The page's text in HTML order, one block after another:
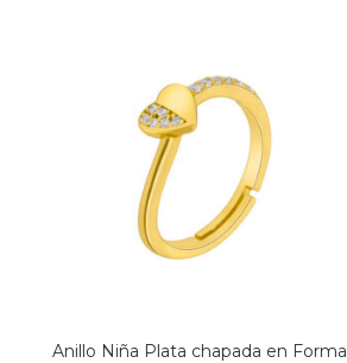
Anillo Niña Plata chapada en Forma